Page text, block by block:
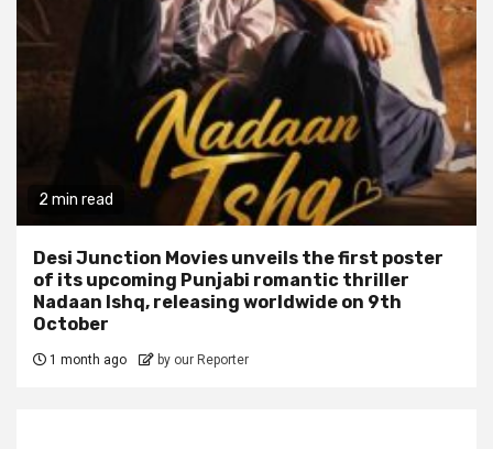
2 min read
Desi Junction Movies unveils the first poster
of its upcoming Punjabi romantic thriller
Nadaan Ishq, releasing worldwide on 9th
October
1 month ago by our Reporter